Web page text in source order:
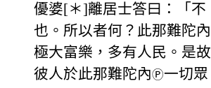
優婆[＊]離居士答曰：「不
也。所以者何？此那難陀內
極大富樂，多有人民。是故
彼人於此那難陀內Ⓟ一切眾